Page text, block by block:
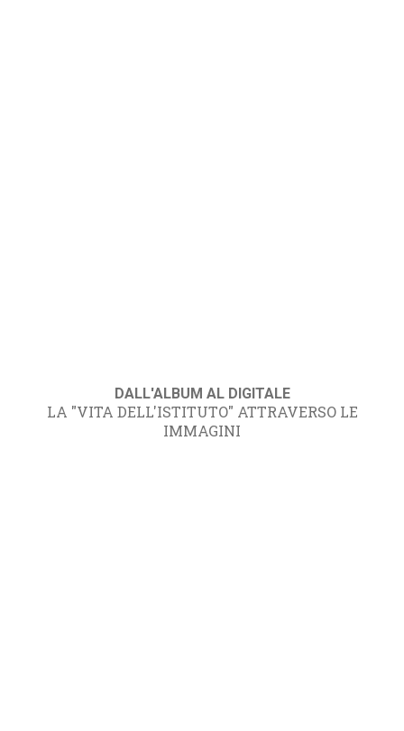
DALL'ALBUM AL DIGITALE
LA "VITA DELL'ISTITUTO" ATTRAVERSO LE
IMMAGINI